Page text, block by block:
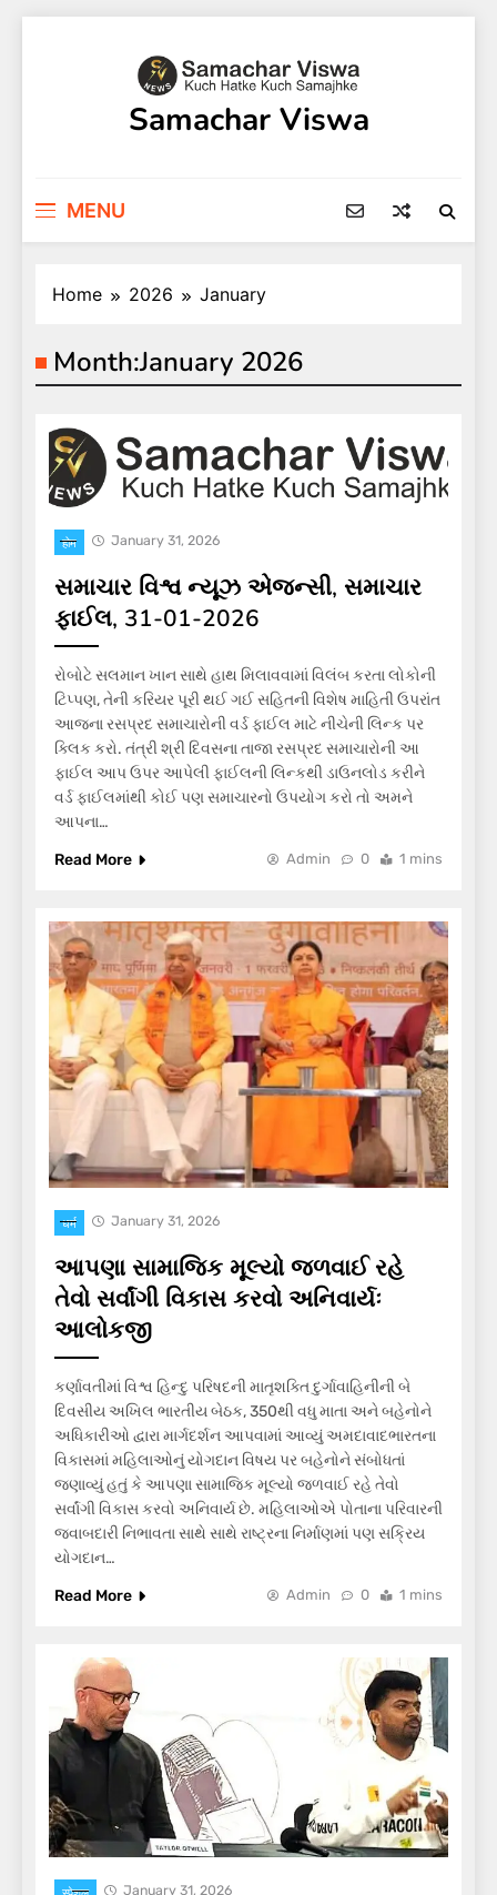
Samachar Viswa
MENU
Home 2026 January
Month:January 2026
होम January 31, 2026
સમાચાર વિશ્વ ન્યૂઝ એજન્સી, સમાચાર
ફાઈલ, 31-01-2026
રોબોટે સલમાન ખાન સાથે હાથ મિલાવવામાં વિલંબ કરતા લોકોની
ટિપ્પણ, તેની કરિયર પૂરી થઈ ગઈ સહિતની વિશેષ માહિતી ઉપરાંત
આજના રસપ્રદ સમાચારોની વર્ડ ફાઈલ માટે નીચેની લિન્ક પર
ક્લિક કરો. તંત્રી શ્રી દિવસના તાજા રસપ્રદ સમાચારોની આ
ફાઈલ આપ ઉપર આપેલી ફાઈલની લિન્કથી ડાઉનલોડ કરીને
વર્ડ ફાઈલમાંથી કોઈ પણ સમાચારનો ઉપયોગ કરો તો અમને
આપના…
Read More
Admin 0 1 mins
धर्म January 31, 2026
આપણા સામાજિક મૂલ્યો જળવાઈ રહે
તેવો સર્વાંગી વિકાસ કરવો અનિવાર્યઃ
આલોકજી
કર્ણાવતીમાં વિશ્વ હિન્દુ પરિષદની માતૃશક્તિ દુર્ગાવાહિનીની બે
દિવસીય અખિલ ભારતીય બેઠક, 350થી વધુ માતા અને બહેનોને
અધિકારીઓ દ્વારા માર્ગદર્શન આપવામાં આવ્યું અમદાવાદભારતના
વિકાસમાં મહિલાઓનું યોગદાન વિષય પર બહેનોને સંબોધતાં
જણાવ્યું હતું કે આપણા સામાજિક મૂલ્યો જળવાઈ રહે તેવો
સર્વાંગી વિકાસ કરવો અનિવાર્ય છે. મહિલાઓએ પોતાના પરિવારની
જવાબદારી નિભાવતા સાથે સાથે રાષ્ટ્રના નિર્માણમાં પણ સક્રિય
યોગદાન…
Read More
Admin 0 1 mins
January 31, 2026